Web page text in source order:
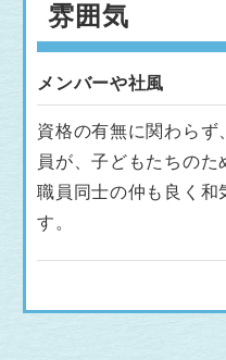
雰囲気
メンバーや社風
資格の有無に関わらず
員が、子どもたちのた
職員同士の仲も良く和
す。